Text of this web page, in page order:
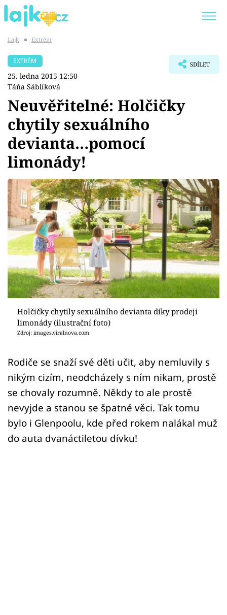
SHOPAHOLICADEL
Témata
Showbyznys
Youtubeři
Virály
Sex a vztahy
Videa
Sledujte prima+
Přihlášení
Lajk ■ Extrém
EXTRÉM
25. ledna 2015 12:50
Táňa Sáblíková
SDÍLET
Neuvěřitelné: Holčičky
chytily sexuálního
devianta…pomocí
limonády!
Holčičky chytily sexuálního devianta díky prodeji
limonády (ilustrační foto)
Zdroj: images.viralnova.com
Rodiče se snaží své děti učit, aby nemluvily s
nikým cizím, neodcházely s ním nikam, prostě
se chovaly rozumně. Někdy to ale prostě
nevyjde a stanou se špatné věci. Tak tomu
bylo i Glenpoolu, kde před rokem nalákal muž
do auta dvanáctiletou dívku!